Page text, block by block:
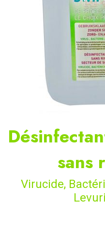
sans
Virucide,